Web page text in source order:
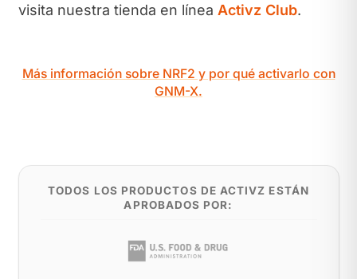
visita nuestra tienda en línea Activz Club.
Más información sobre NRF2 y por qué activarlo con
GNM-X.
TODOS LOS PRODUCTOS DE ACTIVZ ESTÁN
APROBADOS POR: